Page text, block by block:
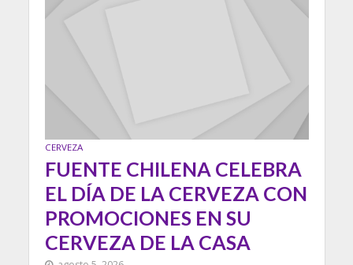
CERVEZA
FUENTE CHILENA CELEBRA
EL DÍA DE LA CERVEZA CON
PROMOCIONES EN SU
CERVEZA DE LA CASA